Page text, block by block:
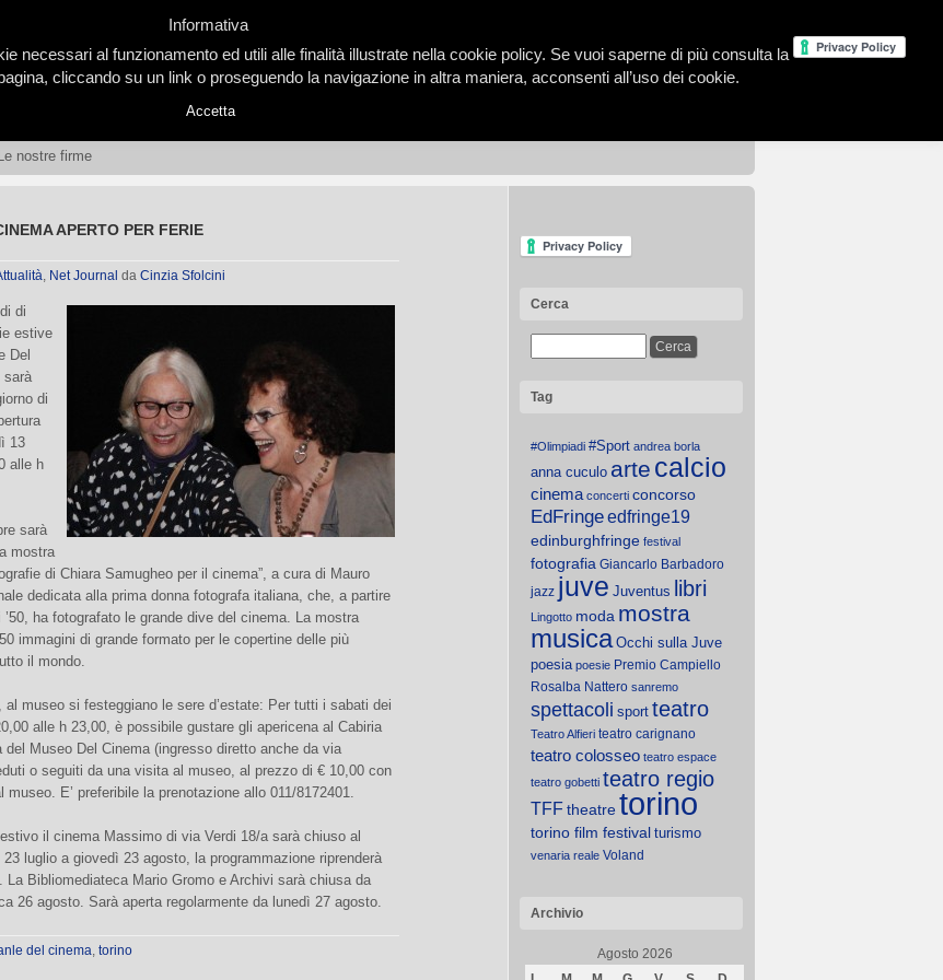
Le nostre firme
APERTO PER FERIE
, Net Journal da Cinzia Sfolcini
di
estive
Del
sarà
di
13
alle h
sarà
mostra
di Chiara Samugheo per il cinema”, a cura di Mauro
dedicata alla prima donna fotografa italiana, che, a partire
ha fotografato le grande dive del cinema. La mostra
immagini di grande formato per le copertine delle più
il mondo.
al museo si festeggiano le sere d’estate: Per tutti i sabati dei
alle h 23,00, è possibile gustare gli apericena al Cabiria
Museo Del Cinema (ingresso diretto anche da via
o seguiti da una visita al museo, al prezzo di € 10,00 con
museo. E’ preferibile la prenotazione allo 011/8172401.
il cinema Massimo di via Verdi 18/a sarà chiuso al
luglio a giovedì 23 agosto, la programmazione riprenderà
La Bibliomediateca Mario Gromo e Archivi sarà chiusa da
26 agosto. Sarà aperta regolarmente da lunedì 27 agosto.
del cinema, torino
Cerca
Tag
#Olimpiadi #Sport andrea borla
anna cuculo arte calcio
cinema concerti concorso
EdFringeedfringe19
edinburghfringe festival
fotografia Giancarlo Barbadoro
jazz juve Juventus libri
Lingotto moda mostra
musica Occhi sulla Juve
poesia poesie Premio Campiello
Rosalba Nattero sanremo
spettacoli sport teatro
Teatro Alfieri teatro carignano
teatro colosseo teatro espace
teatro gobetti teatro regio
TFFtheatretorino
torino film festival turismo
venaria reale Voland
Archivio
Agosto 2026
Informativa
necessari al funzionamento ed utili alle finalità illustrate nella cookie policy. Se vuoi saperne di più consulta la
cliccando su un link o proseguendo la navigazione in altra maniera, acconsenti all’uso dei cookie.
Accetta